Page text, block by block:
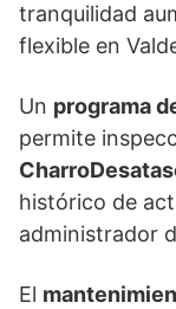
tranquilidad
flexible en
Un programa
permite
histórico de
administrador
El